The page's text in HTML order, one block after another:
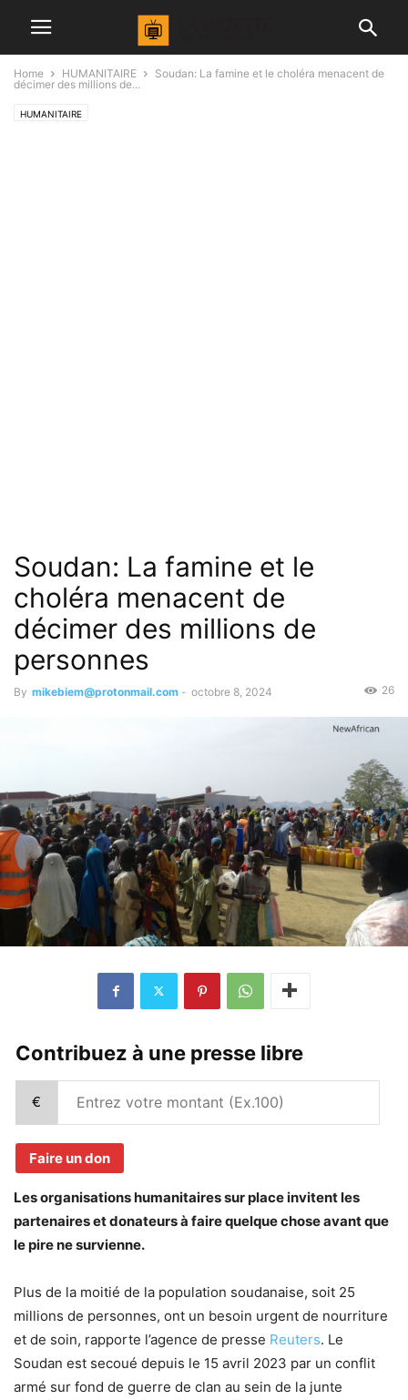
Home HUMANITAIRE
Soudan: La famine et le choléra menacent de
décimer des millions de...
HUMANITAIRE
Soudan: La famine et le
choléra menacent de
décimer des millions de
personnes
By mikebiem@protonmail.com - octobre 8, 2024 26
Contribuez à une presse libre
€
Faire un don
Les organisations humanitaires sur place invitent les
partenaires et donateurs à faire quelque chose avant que
le pire ne survienne.
Plus de la moitié de la population soudanaise, soit 25
millions de personnes, ont un besoin urgent de nourriture
et de soin, rapporte l’agence de presse Reuters. Le
Soudan est secoué depuis le 15 avril 2023 par un conflit
armé sur fond de guerre de clan au sein de la junte